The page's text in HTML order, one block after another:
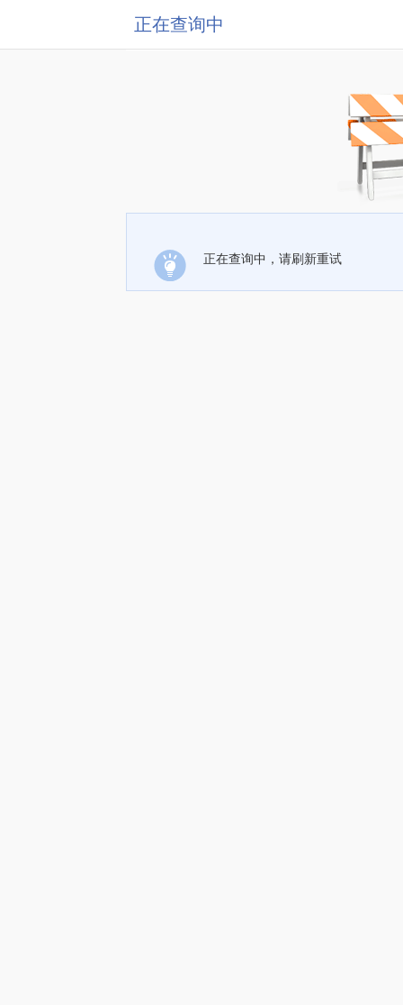
正在查询中
正在查询中，请刷新重试